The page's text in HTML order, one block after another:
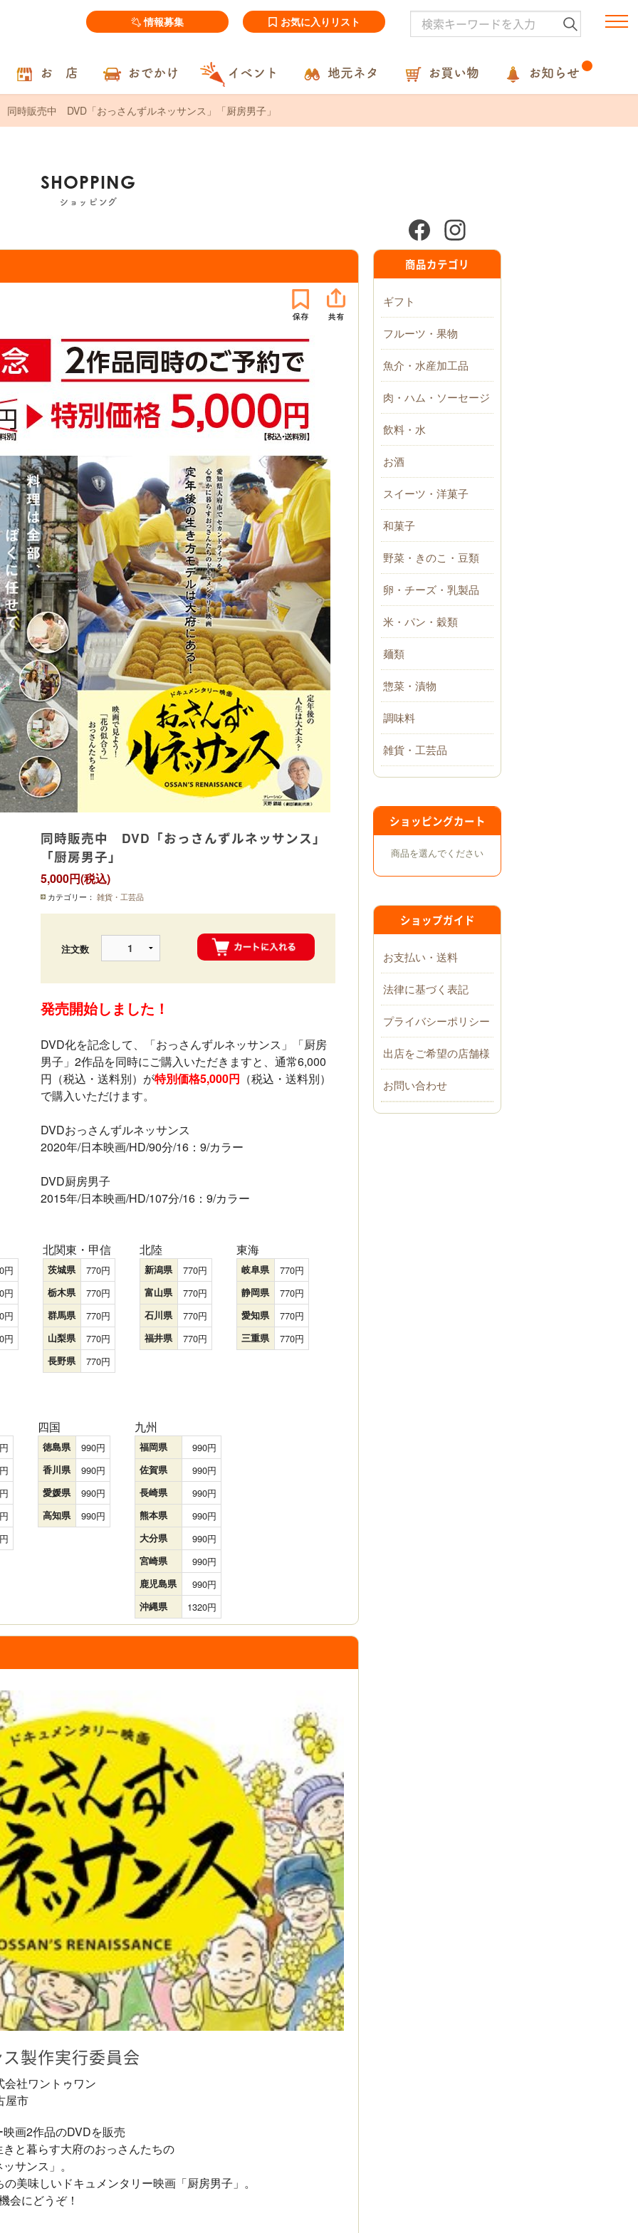
情報募集 お気に入りリスト
お 店 おでかけ イベント 地元ネタ お買い物 お知らせ
同時販売中 DVD「おっさんずルネッサンス」「厨房男子」
SHOPPING
ショッピング
同時販売中 DVD「おっさんずルネッサンス」
「厨房男子」
5,000円(税込)
カテゴリー： 雑貨・工芸品
注文数
発売開始しました！
DVD化を記念して、「おっさんずルネッサンス」「厨房
男子」2作品を同時にご購入いただきますと、通常6,000
円（税込・送料別）が特別価格5,000円 （税込・送料別）
で購入いただけます。
DVDおっさんずルネッサンス
2020年/日本映画/HD/90分/16：9/カラー
DVD厨房男子
2015年/日本映画/HD/107分/16：9/カラー
北関東・甲信
茨城県 770
栃木県 770
群馬県 770
山梨県 770
長野県 770
北陸
新潟県 770
富山県 770
石川県 770
福井県 770
東海
岐阜県 770
静岡県 770
愛知県 770
三重県 770
四国
徳島県 990
香川県 990
愛媛県 990
高知県 990
九州
福岡県 990
佐賀県 990
長崎県 990
熊本県 990
大分県 990
宮崎県 990
鹿児島県 990
沖縄県 1320
製作実行委員会
社ワントゥワン
屋市
画2作品のDVDを販売
と暮らす大府のおっさんたちの
サンス」。
美味しいドキュメンタリー映画「厨房男子」。
会にどうぞ！
商品カテゴリ
ギフト
フルーツ・果物
魚介・水産加工品
肉・ハム・ソーセージ
飲料・水
お酒
スイーツ・洋菓子
和菓子
野菜・きのこ・豆類
卵・チーズ・乳製品
米・パン・穀類
麺類
惣菜・漬物
調味料
雑貨・工芸品
ショッピングカート
商品を選んでください
ショップガイド
お支払い・送料
法律に基づく表記
プライバシーポリシー
出店をご希望の店舗様
お問い合わせ